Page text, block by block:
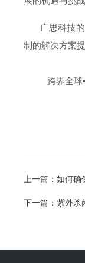
广思科技
制的解决方案
跨界全球•
上一篇： 如何确
下一篇： 紫外杀